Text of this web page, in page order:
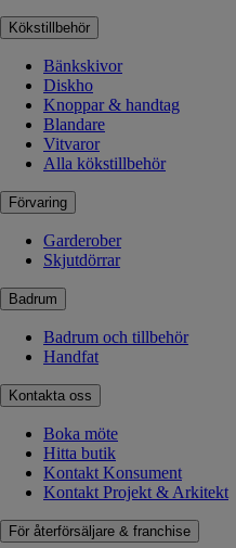
Kökstillbehör
Bänkskivor
Diskho
Knoppar & handtag
Blandare
Vitvaror
Alla kökstillbehör
Förvaring
Garderober
Skjutdörrar
Badrum
Badrum och tillbehör
Handfat
Kontakta oss
Boka möte
Hitta butik
Kontakt Konsument
Kontakt Projekt & Arkitekt
För återförsäljare & franchise